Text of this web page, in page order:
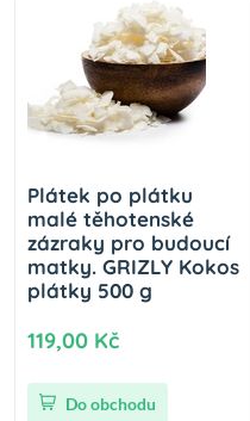
Plátek po plátku
malé těhotenské
zázraky pro budoucí
matky. GRIZLY Kokos
plátky 500 g
119,00 Kč
Do obchodu